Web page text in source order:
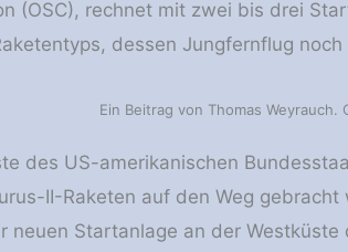
(OSC), rechnet mit zwei bis drei
dessen Jungfernflug noch
Ein Beitrag von Thomas Weyrauch.
des US-amerikanischen
II-Raketen auf den Weg gebracht
neuen Startanlage an der Westküste